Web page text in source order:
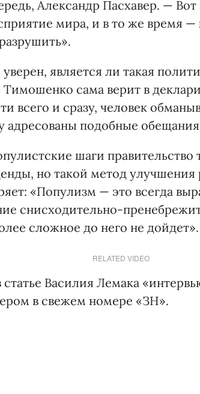
Александр Пасхавер. — Вот
мира, и в то же время
является ли такая
Тимошенко сама верит в
всего и сразу, человек
адресованы подобные
шаги правительство
но такой метод улучшения
«Популизм — это всегда
снисходительно-
сложное до него не дойдет».
RELATED VIDEO
Василия Лемака
в свежем номере «ЗН».